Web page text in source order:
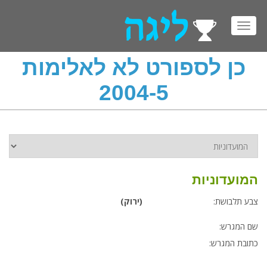
כן לספורט לא לאלימות
2004-5
המועדוניות
צבע תלבושת: (ירוק)
שם המגרש:
כתובת המגרש: